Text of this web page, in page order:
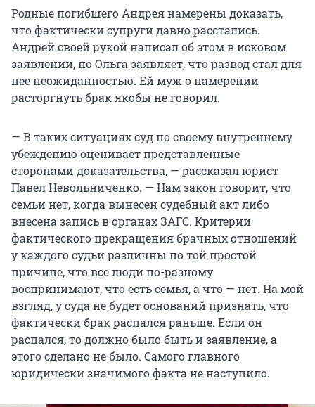
Родные погибшего Андрея намерены доказать,
что фактически супруги давно расстались.
Андрей своей рукой написал об этом в исковом
заявлении, но Ольга заявляет, что развод стал для
нее неожиданностью. Ей муж о намерении
расторгнуть брак якобы не говорил.
— В таких ситуациях суд по своему внутреннему
убеждению оценивает представленные
сторонами доказательства, — рассказал юрист
Павел Невольниченко. — Нам закон говорит, что
семьи нет, когда вынесен судебный акт либо
внесена запись в органах ЗАГС. Критерии
фактического прекращения брачных отношений
у каждого судьи различны по той простой
причине, что все люди по-разному
воспринимают, что есть семья, а что — нет. На мой
взгляд, у суда не будет оснований признать, что
фактически брак распался раньше. Если он
распался, то должно было быть и заявление, а
этого сделано не было. Самого главного
юридически значимого факта не наступило.